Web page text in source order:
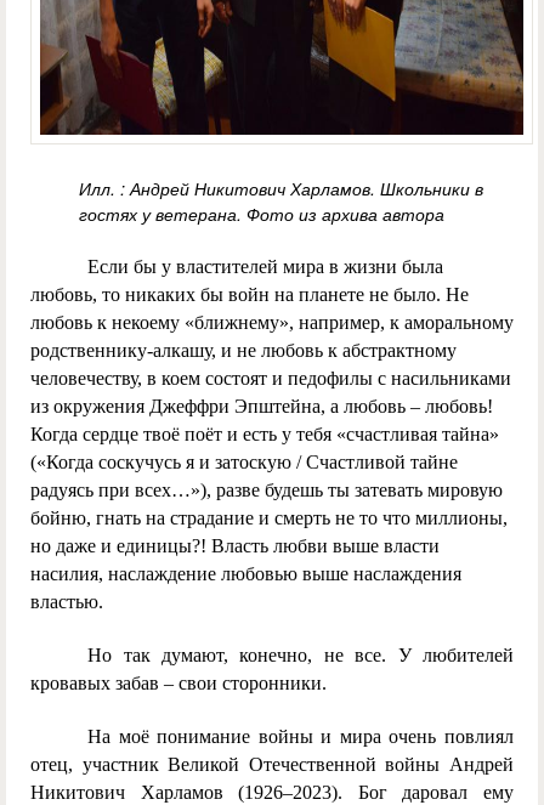
Илл. : Андрей Никитович Харламов. Школьники в
гостях у ветерана. Фото из архива автора
Если бы у властителей мира в жизни была
любовь, то никаких бы войн на планете не было. Не
любовь к некоему «ближнему», например, к аморальному
родственнику-алкашу, и не любовь к абстрактному
человечеству, в коем состоят и педофилы с насильниками
из окружения Джеффри Эпштейна, а любовь – любовь!
Когда сердце твоё поёт и есть у тебя «счастливая тайна»
(«Когда соскучусь я и затоскую / Счастливой тайне
радуясь при всех…»), разве будешь ты затевать мировую
бойню, гнать на страдание и смерть не то что миллионы,
но даже и единицы?! Власть любви выше власти
насилия, наслаждение любовью выше наслаждения
властью.
Но так думают, конечно, не все. У любителей
кровавых забав – свои сторонники.
На моё понимание войны и мира очень повлиял
отец, участник Великой Отечественной войны Андрей
Никитович Харламов (1926–2023). Бог даровал ему